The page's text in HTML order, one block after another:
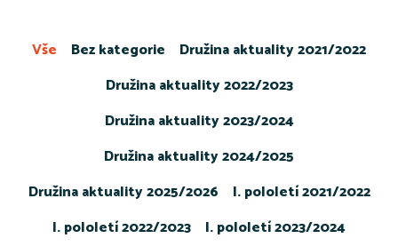
Bez kategorie
Družina aktuality 2021/2022
Družina aktuality 2022/2023
Družina aktuality 2023/2024
Družina aktuality 2024/2025
Družina aktuality 2025/2026
I. pololetí 2021/2022
I. pololetí 2022/2023
I. pololetí 2023/2024
Vše